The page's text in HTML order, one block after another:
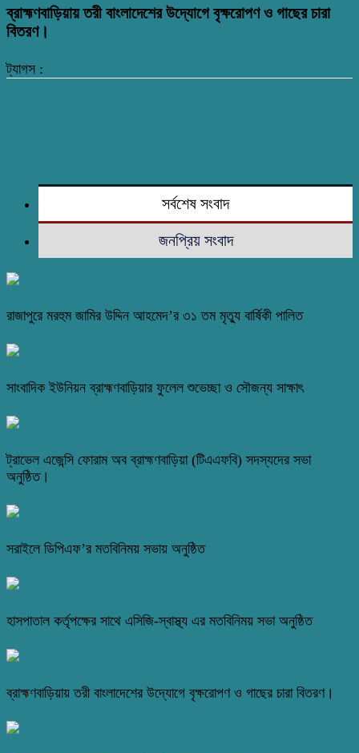
ব্রাহ্মণবাড়িয়ায় তরী বাংলাদেশের উদ্যোগে বৃক্ষরোপণ ও গাছের চারা
বিতরণ।
ট্যাগস :
সর্বশেষ সংবাদ
জনপ্রিয় সংবাদ
রাজাপুরে মরহুম জামির উদ্দিন আহমেদ’র ৩১ তম মৃত্যু বার্ষিকী পালিত
সাংবাদিক ইউনিয়ন ব্রাহ্মণবাড়িয়ার ফুলেল শুভেচ্ছা ও সৌজন্য সাক্ষাৎ
ট্রাভেল এজেন্সি ফোরাম অব ব্রাহ্মণবাড়িয়া (টিএএফবি) সদস্যদের সভা
অনুষ্ঠিত।
সরাইলে ডিপিএফ’র মতবিনিময় সভায় অনুষ্ঠিত
হাসপাতাল কর্তৃপক্ষের সাথে এসিজি-স্বাস্থ্য এর মতবিনিময় সভা অনুষ্ঠিত
ব্রাহ্মণবাড়িয়ায় তরী বাংলাদেশের উদ্যোগে বৃক্ষরোপণ ও গাছের চারা বিতরণ।